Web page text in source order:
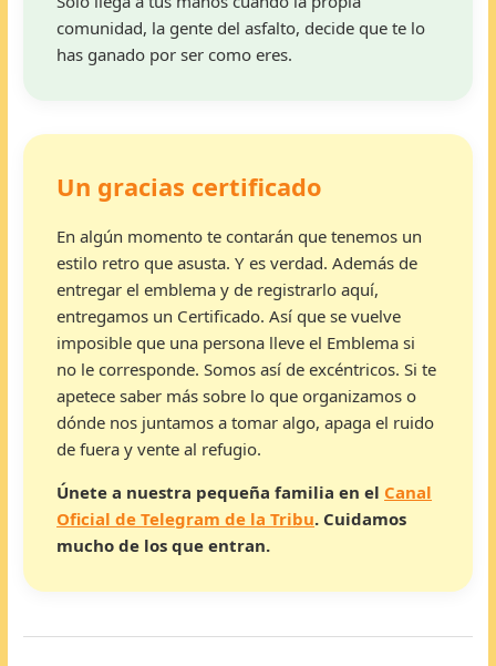
comunidad, la gente del asfalto, decide que te lo
has ganado por ser como eres.
Un gracias certificado
En algún momento te contarán que tenemos un
estilo retro que asusta. Y es verdad. Además de
entregar el emblema y de registrarlo aquí,
entregamos un Certificado. Así que se vuelve
imposible que una persona lleve el Emblema si
no le corresponde. Somos así de excéntricos. Si te
apetece saber más sobre lo que organizamos o
dónde nos juntamos a tomar algo, apaga el ruido
de fuera y vente al refugio.
Únete a nuestra pequeña familia en el Canal
Oficial de Telegram de la Tribu. Cuidamos
mucho de los que entran.